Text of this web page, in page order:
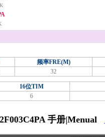
频率FRE(M)
32
16位TIM
6
手册|Menual